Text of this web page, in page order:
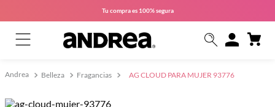
Tu compra es 100% segura
Belleza Fragancias AG CLOUD PARA MUJER 93776